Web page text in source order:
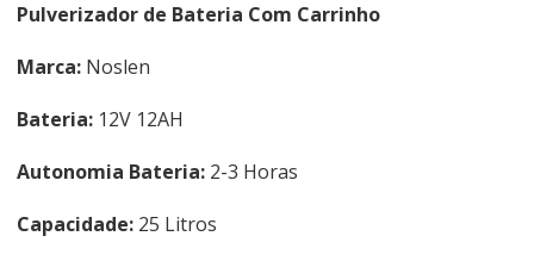
Pulverizador de Bateria Com Carrinho
Marca:Noslen
Bateria:12V 12AH
Autonomia Bateria:2-3 Horas
Capacidade:25 Litros